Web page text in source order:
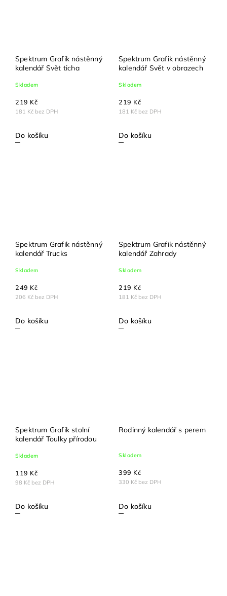
Spektrum Grafik nástěnný
kalendář Svět ticha
Skladem
181 Kč bez DPH
219 Kč
Do košíku
Spektrum Grafik nástěnný
kalendář Svět v obrazech
Skladem
181 Kč bez DPH
219 Kč
Do košíku
Spektrum Grafik nástěnný
kalendář Trucks
Skladem
206 Kč bez DPH
249 Kč
Do košíku
Spektrum Grafik nástěnný
kalendář Zahrady
Skladem
181 Kč bez DPH
219 Kč
Do košíku
Spektrum Grafik stolní
kalendář Toulky přírodou
Skladem
98 Kč bez DPH
119 Kč
Do košíku
Rodinný kalendář s perem
Skladem
330 Kč bez DPH
399 Kč
Do košíku